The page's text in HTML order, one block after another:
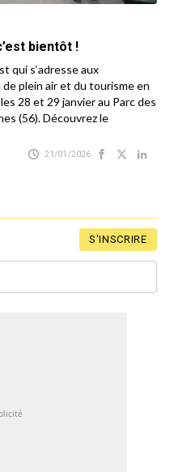
bientôt !
qui s‘adresse aux
plein air et du tourisme en
28 et 29 janvier au Parc des
(56). Découvrez le
21/01/2026
S'INSCRIRE